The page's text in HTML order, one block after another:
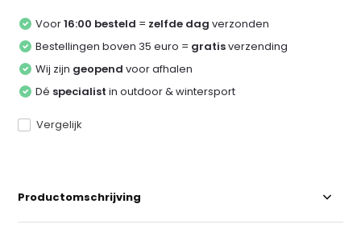
Voor16:00 besteld = zelfde dag verzonden
Bestellingen boven 35 euro = gratisverzending
Wij zijn geopend voor afhalen
Dé specialist in outdoor & wintersport
Vergelijk
Productomschrijving